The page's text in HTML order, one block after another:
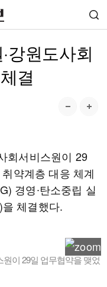
강원도사회
결
회서비스원이 29
약계층 대응 체계
경영∙탄소중립 실
체결했다.
이 29일 업무협약을 맺었